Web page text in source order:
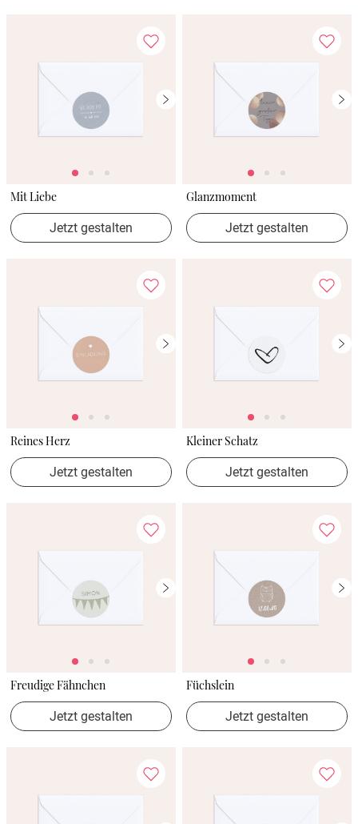
Mit Liebe
Jetzt gestalten
Glanzmoment
Jetzt gestalten
Reines Herz
Jetzt gestalten
Kleiner Schatz
Jetzt gestalten
Freudige Fähnchen
Jetzt gestalten
Füchslein
Jetzt gestalten